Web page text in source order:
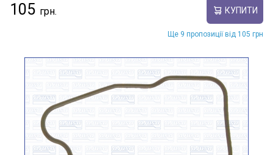
105 КУПИТИ
Ще 9 пропозиції від 105 грн